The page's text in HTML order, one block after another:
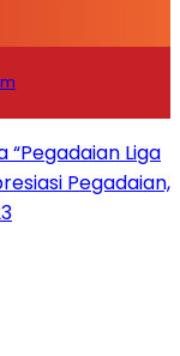
“Pegadaian Liga
Pegadaian,